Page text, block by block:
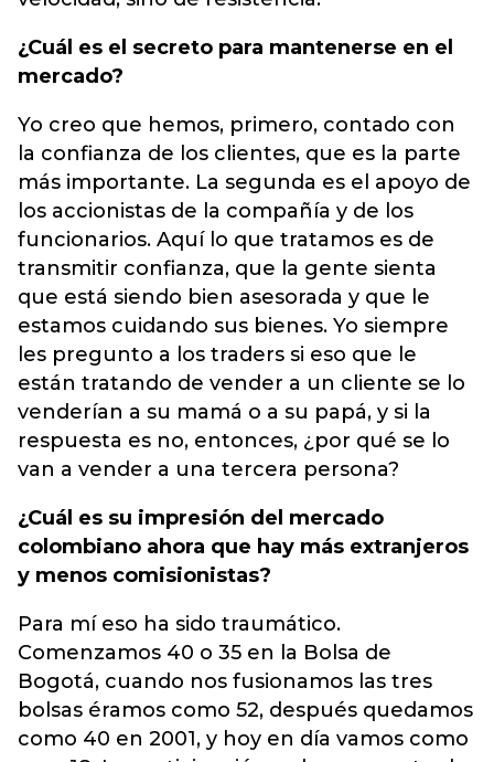
¿Cuál es el secreto para mantenerse en el
mercado?
Yo creo que hemos, primero, contado con
la confianza de los clientes, que es la parte
más importante. La segunda es el apoyo de
los accionistas de la compañía y de los
funcionarios. Aquí lo que tratamos es de
transmitir confianza, que la gente sienta
que está siendo bien asesorada y que le
estamos cuidando sus bienes. Yo siempre
les pregunto a los traders si eso que le
están tratando de vender a un cliente se lo
venderían a su mamá o a su papá, y si la
respuesta es no, entonces, ¿por qué se lo
van a vender a una tercera persona?
¿Cuál es su impresión del mercado
colombiano ahora que hay más extranjeros
y menos comisionistas?
Para mí eso ha sido traumático.
Comenzamos 40 o 35 en la Bolsa de
Bogotá, cuando nos fusionamos las tres
bolsas éramos como 52, después quedamos
como 40 en 2001, y hoy en día vamos como